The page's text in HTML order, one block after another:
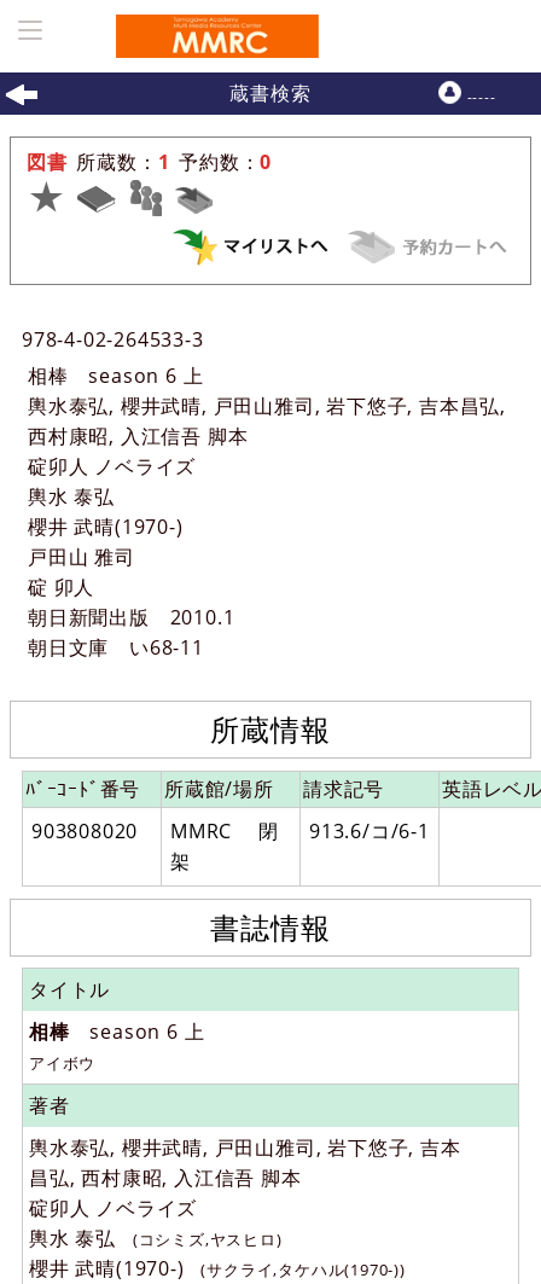
ホーム 一覧表示> 詳細
蔵書検索 -----
図書 所蔵数： 1 予約数：0
978-4-02-264533-3
相棒 season 6 上
輿水泰弘, 櫻井武晴, 戸田山雅司, 岩下悠子, 吉本昌弘,
西村康昭, 入江信吾 脚本
碇卯人 ノベライズ
輿水 泰弘
櫻井 武晴(1970-)
戸田山 雅司
碇 卯人
朝日新聞出版 2010.1
朝日文庫 い68-11
所蔵情報
ﾊﾞｰｺｰﾄﾞ番号 所蔵館/場所 請求記号
英語レベ
903808020
MMRC 閉
架
913.6/コ/6-1
書誌情報
タイトル
相棒season 6 上
アイボウ
著者
輿水泰弘, 櫻井武晴, 戸田山雅司, 岩下悠子, 吉本
昌弘, 西村康昭, 入江信吾 脚本
碇卯人 ノベライズ
輿水 泰弘
(コシミズ,ヤスヒロ)
櫻井 武晴(1970-) (サクライ,タケハル(1970-))